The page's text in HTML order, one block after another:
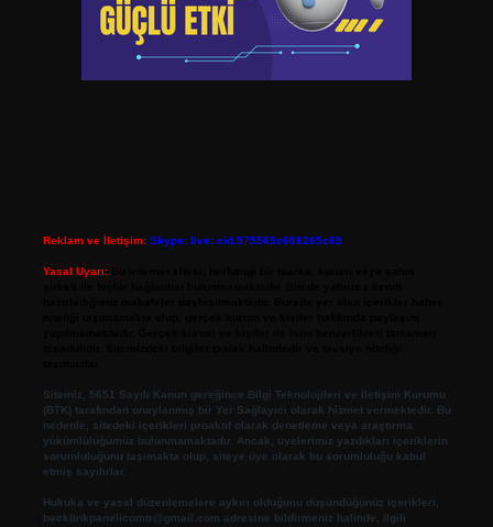
Reklam ve İletişim: Skype: live:.cid.575569c608265c69
Yasal Uyarı:
Sitemiz, 5651 Sayılı Kanun gereğince Bilgi Teknolojileri ve İletişim Kurumu
(BTK) tarafından onaylanmış bir Yer Sağlayıcı olarak hizmet vermektedir. Bu
nedenle, sitedeki içerikleri proaktif olarak denetleme veya araştırma
yükümlülüğümüz bulunmamaktadır. Ancak, üyelerimiz yazdıkları içeriklerin
sorumluluğunu taşımakta olup, siteye üye olarak bu sorumluluğu kabul
etmiş sayılırlar.
Hukuka ve yasal düzenlemelere aykırı olduğunu düşündüğünüz içerikleri,
backlinkpanelicomtr@gmail.com adresine bildirmeniz halinde, ilgili